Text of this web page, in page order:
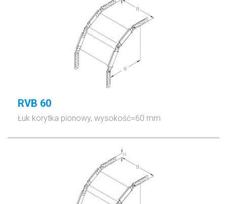
RVB 60
Łuk korytka pionowy, wysokość=60 mm